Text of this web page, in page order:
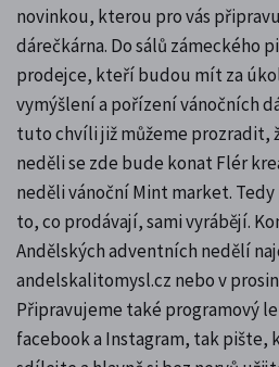
novinkou, kterou pro vás
dárečkárna. Do sálů zámeckého
prodejce, kteří budou mít za
vymýšlení a pořízení vánočních
tuto chvíli již můžeme prozradit,
neděli se zde bude konat Flér
neděli vánoční Mint market.
to, co prodávají, sami vyrábějí.
Andělských adventních nedělí
andelskalitomysl.cz nebo v
Připravujeme také programový
facebook a Instagram, tak